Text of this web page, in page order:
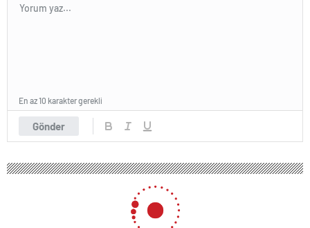
Gönder
En az 10 karakter gerekli